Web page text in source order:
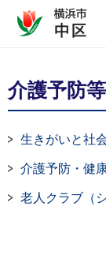
介護予防
生きがいと社
介護予防・健
老人クラブ（